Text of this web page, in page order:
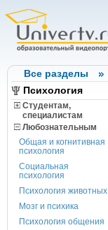
Все разделы
Психология
Студентам,
cпециалистам
Любознательным
Общая и когнитивная
психология
Социальная
психология
Психология животных
Мозг и психика
Психология общения